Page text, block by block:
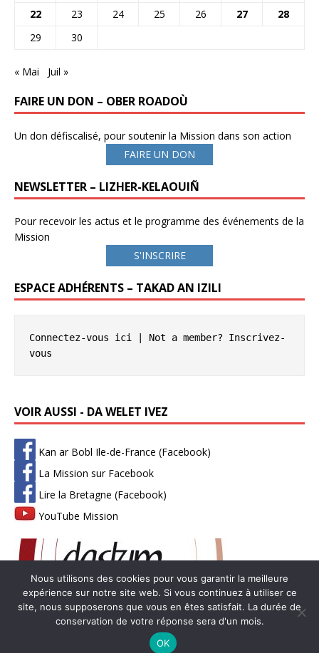
22
23 24 25 26 27
28
29
30
« Mai Juil »
FAIRE UN DON – OBER ROADOÙ
Un don défiscalisé, pour soutenir la Mission dans son action
FAIRE UN DON
NEWSLETTER – LIZHER-KELAOUIÑ
Pour recevoir les actus et le programme des événements de la
Mission
S'INSCRIRE
ESPACE ADHÉRENTS – TAKAD AN IZILI
Connectez-vous ici | Not a member? Inscrivez-
vous
VOIR AUSSI - DA WELET IVEZ
Kan ar Bobl Ile-de-France (Facebook)
La Mission sur Facebook
Lire la Bretagne (Facebook)
YouTube Mission
Copyright © 2026 | Thème WordPress par
légales
Nous utilisons des cookies pour vous garantir la meilleure
expérience sur notre site web. Si vous continuez à utiliser ce
site, nous supposerons que vous en êtes satisfait. La durée de
conservation de votre réponse sera d'un mois.
OK